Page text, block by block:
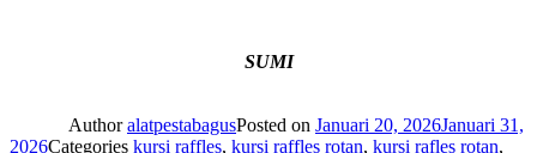
SUMI
AuthoralatpestabagusPosted on Januari 20, 2026Januari 31,
2026Categories kursi raffles, kursi raffles rotan, kursi rafles rotan,